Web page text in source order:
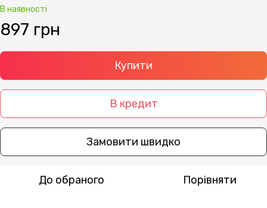
В наявності
897 грн
Купити
В кредит
Замовити швидко
До обраного Порівняти